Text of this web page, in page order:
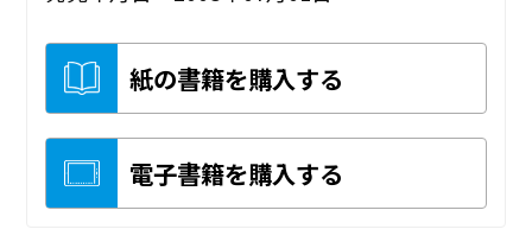
紙の書籍を購入する
電子書籍を購入する